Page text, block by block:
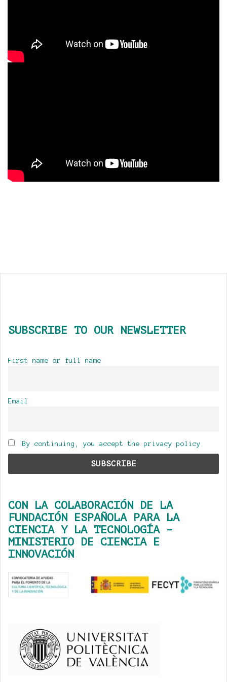
SUBSCRIBE TO OUR NEWSLETTER
First name or full name
Email
By continuing, you accept the privacy policy
CON LA COLABORACIÓN DE LA
FUNDACIÓN ESPAÑOLA PARA LA
CIENCIA Y LA TECNOLOGÍA –
MINISTERIO DE CIENCIA E
INNOVACIÓN